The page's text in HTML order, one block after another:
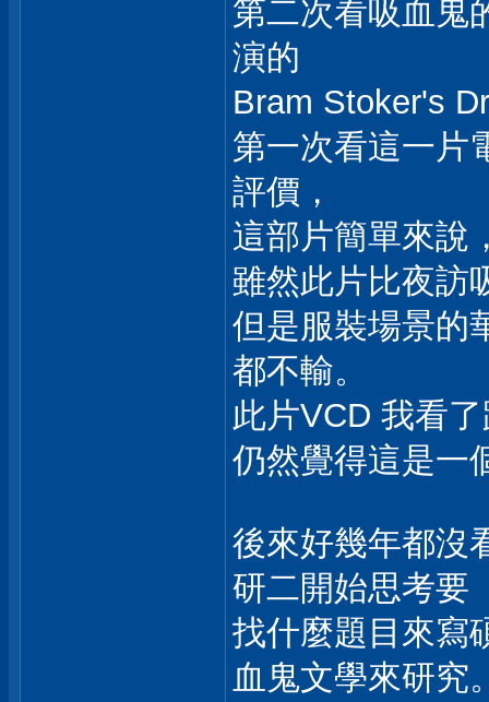
第二次看吸血鬼
演的
Bram Stoker's
第一次看這一片
評價，
這部片簡單來說
雖然此片比夜訪
但是服裝場景的
都不輸。
此片VCD 我看
仍然覺得這是一
後來好幾年都沒
研二開始思考要
找什麼題目來寫
血鬼文學來研究